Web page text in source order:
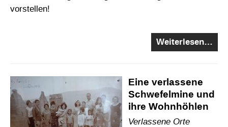
vorstellen!
Weiterlesen…
Eine verlassene
Schwefelmine und
ihre Wohnhöhlen
Verlassene Orte